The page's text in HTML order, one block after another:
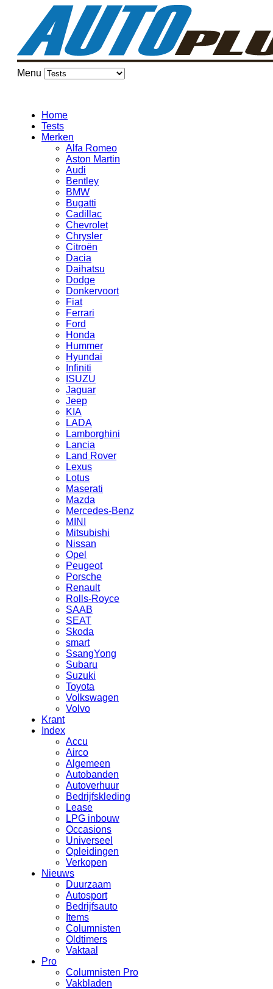
Menu
Home
Tests
Merken
Alfa Romeo
Aston Martin
Audi
Bentley
BMW
Bugatti
Cadillac
Chevrolet
Chrysler
Citroën
Dacia
Daihatsu
Dodge
Donkervoort
Fiat
Ferrari
Ford
Honda
Hummer
Hyundai
Infiniti
ISUZU
Jaguar
Jeep
KIA
LADA
Lamborghini
Lancia
Land Rover
Lexus
Lotus
Maserati
Mazda
Mercedes-Benz
MINI
Mitsubishi
Nissan
Opel
Peugeot
Porsche
Renault
Rolls-Royce
SAAB
SEAT
Skoda
smart
SsangYong
Subaru
Suzuki
Toyota
Volkswagen
Volvo
Krant
Index
Accu
Airco
Algemeen
Autobanden
Autoverhuur
Bedrijfskleding
Lease
LPG inbouw
Occasions
Universeel
Opleidingen
Verkopen
Nieuws
Duurzaam
Autosport
Bedrijfsauto
Items
Columnisten
Oldtimers
Vaktaal
Pro
Columnisten Pro
Vakbladen